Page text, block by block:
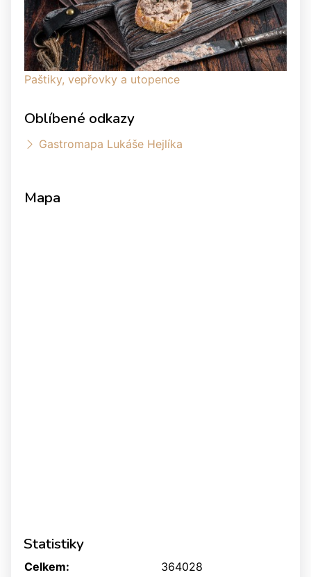
Paštiky, vepřovky a utopence
Oblíbené odkazy
Gastromapa Lukáše Hejlíka
Mapa
Statistiky
Celkem:
364028